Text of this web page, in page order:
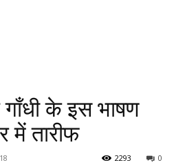
गाँधी के इस भाषण
में तारीफ
0
2293